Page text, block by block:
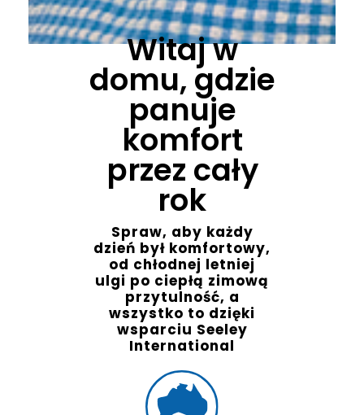
Witaj w
domu, gdzie
panuje
komfort
przez cały
rok
Spraw, aby każdy
dzień był komfortowy,
od chłodnej letniej
ulgi po ciepłą zimową
przytulność, a
wszystko to dzięki
wsparciu Seeley
International